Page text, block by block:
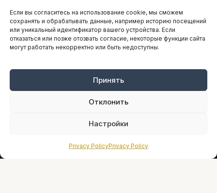
Если вы согласитесь на использование cookie, мы сможем
сохранять и обрабатывать данные, например историю посещений
или уникальный идентификатор вашего устройства. Если
отказаться или позже отозвать согласие, некоторые функции сайта
могут работать некорректно или быть недоступны.
Принять
Отклонить
Настройки
Privacy PolicyPrivacy Policy
ARTICLES IN ENGLISH
НАВИГАЦИЯ
Оплата онлайн